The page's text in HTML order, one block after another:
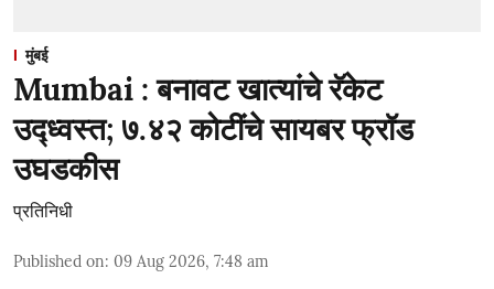
मुंबई
Mumbai : बनावट खात्यांचे रॅकेट
उद्ध्वस्त; ७.४२ कोटींचे सायबर फ्रॉड
उघडकीस
प्रतिनिधी
Published on: 09 Aug 2026, 7:48 am